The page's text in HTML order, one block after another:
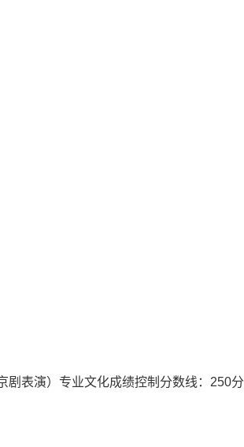
表演）专业文化成绩控制分数线：250分